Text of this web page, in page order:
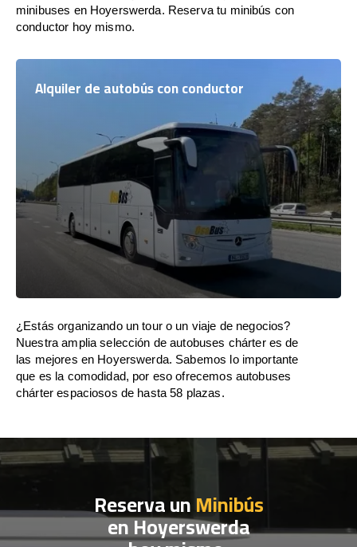
minibuses en Hoyerswerda. Reserva tu minibús con
conductor hoy mismo.
Alquiler de autobús con conductor
¿Estás organizando un tour o un viaje de negocios?
Nuestra amplia selección de autobuses chárter es de
las mejores en Hoyerswerda. Sabemos lo importante
que es la comodidad, por eso ofrecemos autobuses
chárter espaciosos de hasta 58 plazas.
Reserva unMinibús
en Hoyerswerda